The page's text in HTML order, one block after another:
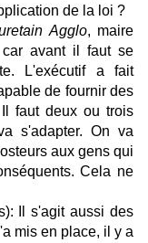
de la loi ?
Agglo, maire
avant il faut se
L'exécutif a fait
de fournir des
faut deux ou trois
s'adapter. On va
aux gens qui
Cela ne
Il s'agit aussi des
mis en place, il y a